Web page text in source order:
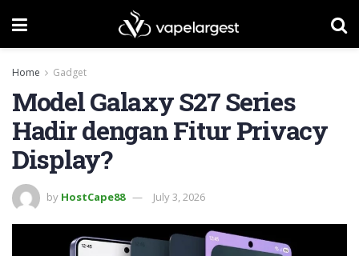
Home Gadget
Model Galaxy S27 Series
Hadir dengan Fitur Privacy
Display?
by HostCape88 July 3, 2026